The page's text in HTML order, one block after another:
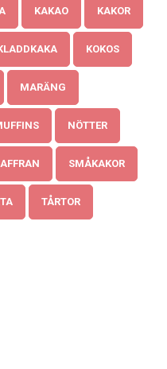
KAKAO KAKOR
KOKOS
MARÄNG
NÖTTER
SMÅKAKOR
TÅRTOR